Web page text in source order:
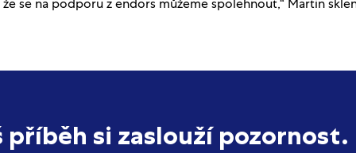
se na podporu z endors můžeme spolehnout,“ Martin
příběh si zaslouží pozornost.